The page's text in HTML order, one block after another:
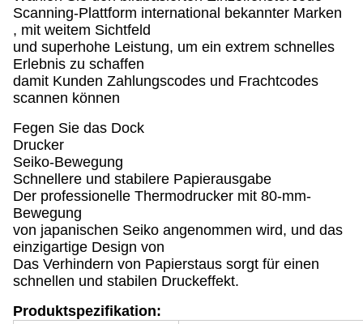
Scanning-Plattform international bekannter Marken
, mit weitem Sichtfeld
und superhohe Leistung, um ein extrem schnelles
Erlebnis zu schaffen
damit Kunden Zahlungscodes und Frachtcodes
scannen können
Fegen Sie das Dock
Drucker
Seiko-Bewegung
Schnellere und stabilere Papierausgabe
Der professionelle Thermodrucker mit 80-mm-
Bewegung
von japanischen Seiko angenommen wird, und das
einzigartige Design von
Das Verhindern von Papierstaus sorgt für einen
schnellen und stabilen Druckeffekt.
Produktspezifikation: